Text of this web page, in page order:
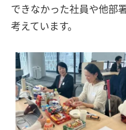
できなかった社員や他部
考えています。